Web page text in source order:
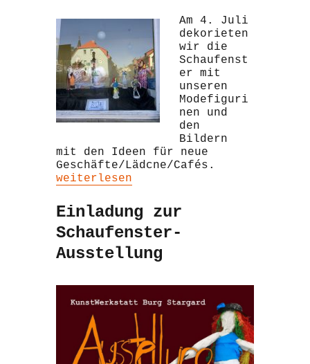
Am 4. Juli
dekorieten
wir die
Schaufenst
er mit
unseren
Modefiguri
nen und
den
Bildern
mit den Ideen für neue
Geschäfte/Lädcne/Cafés.
„Ausstellung Bachstr.2“
weiterlesen
Einladung zur
Schaufenster-
Ausstellung